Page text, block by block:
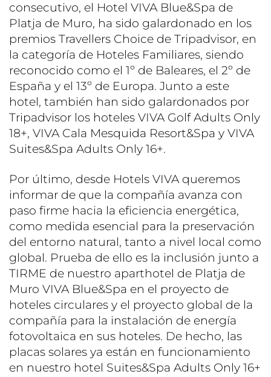
consecutivo, el Hotel VIVA Blue&Spa de
Platja de Muro, ha sido galardonado en los
premios Travellers Choice de Tripadvisor, en
la categoría de Hoteles Familiares, siendo
reconocido como el 1º de Baleares, el 2º de
España y el 13º de Europa. Junto a este
hotel, también han sido galardonados por
Tripadvisor los hoteles VIVA Golf Adults Only
18+, VIVA Cala Mesquida Resort&Spa y VIVA
Suites&Spa Adults Only 16+.
Por último, desde Hotels VIVA queremos
informar de que la compañía avanza con
paso firme hacia la eficiencia energética,
como medida esencial para la preservación
del entorno natural, tanto a nivel local como
global. Prueba de ello es la inclusión junto a
TIRME de nuestro aparthotel de Platja de
Muro VIVA Blue&Spa en el proyecto de
hoteles circulares y el proyecto global de la
compañía para la instalación de energía
fotovoltaica en sus hoteles. De hecho, las
placas solares ya están en funcionamiento
en nuestro hotel Suites&Spa Adults Only 16+